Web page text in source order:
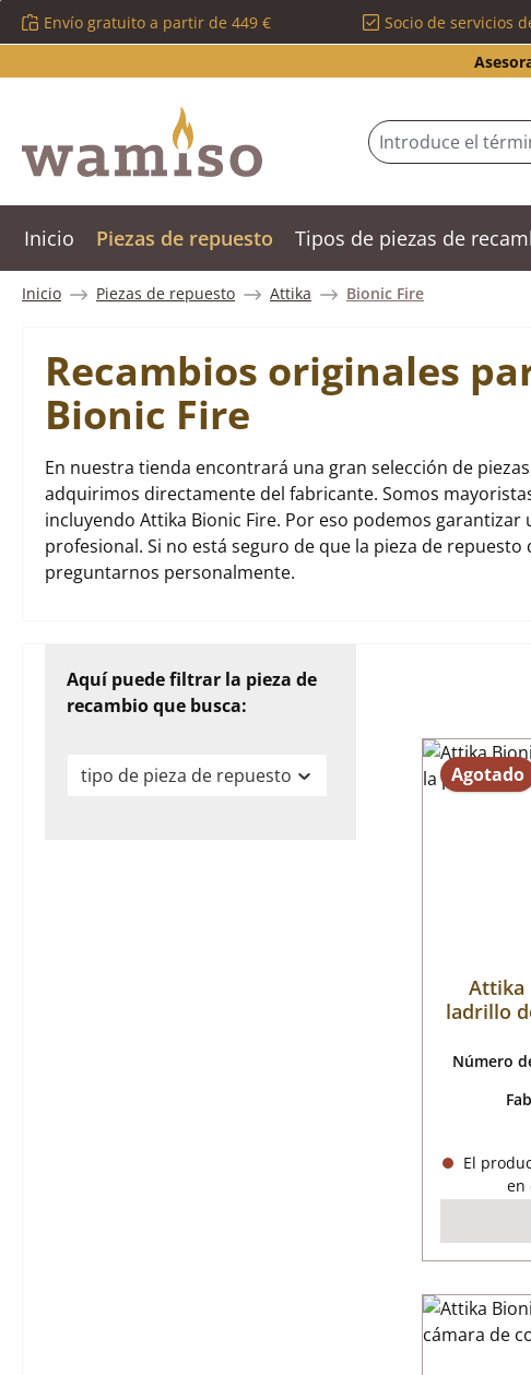
al contenido principal
Saltar a la búsqueda
Saltar a la navegación principal
Envío gratuito a partir de 449 € Socio de servicios
Inicio Piezas de repuesto Tipos de piezas de
Inicio Piezas de repuesto Attika Bionic Fire
Recambios originales
Bionic Fire
En nuestra tienda encontrará una gran selección de
adquirimos directamente del fabricante. Somos
incluyendo Attika Bionic Fire. Por eso podemos
profesional. Si no está seguro de que la pieza de
preguntarnos personalmente.
Aquí puede filtrar la pieza de
recambio que busca:
tipo de pieza de repuesto Agotado
Attika
ladrillo
Número
El
en